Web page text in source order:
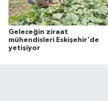
Geleceğin ziraat
mühendisleri Eskişehir'de
yetişiyor